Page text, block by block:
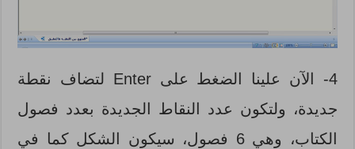
4- الآن علينا الضغط على Enter لتضاف نقطة
جديدة، ولتكون عدد النقاط الجديدة بعدد فصول
الكتاب، وهي 6 فصول، سيكون الشكل كما في